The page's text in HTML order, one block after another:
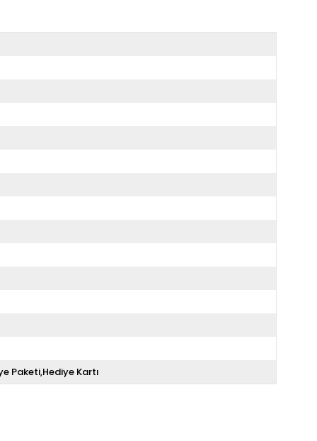
Paketi,Hediye Kartı